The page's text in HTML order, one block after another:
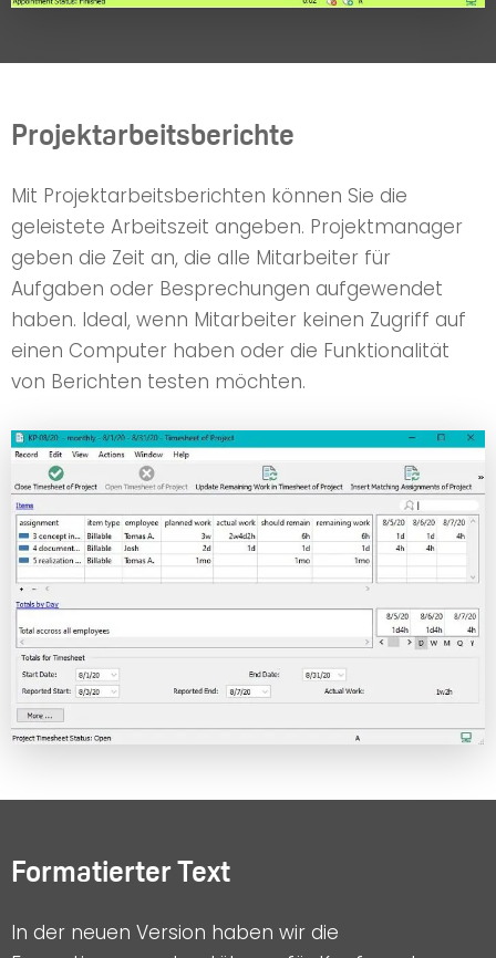
Projektarbeitsberichte
Mit Projektarbeitsberichten können Sie die
geleistete Arbeitszeit angeben. Projektmanager
geben die Zeit an, die alle Mitarbeiter für
Aufgaben oder Besprechungen aufgewendet
haben. Ideal, wenn Mitarbeiter keinen Zugriff auf
einen Computer haben oder die Funktionalität
von Berichten testen möchten.
Formatierter Text
In der neuen Version haben wir die